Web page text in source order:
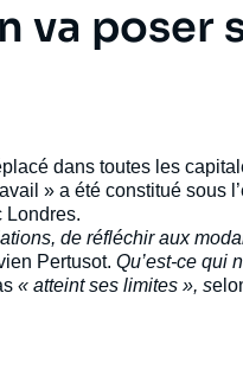
va poser
dans toutes les
» a été constitué sous
Londres.
de réfléchir aux
Pertusot. Qu’est-ce qui
« atteint ses limites », s